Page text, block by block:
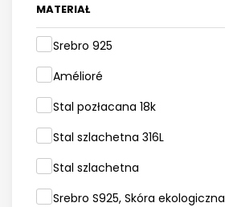
MATERIAŁ
Materiał
Srebro 925
Amélioré
Stal pozłacana 18k
Stal szlachetna 316L
Stal szlachetna
Srebro S925, Skóra ekologiczna